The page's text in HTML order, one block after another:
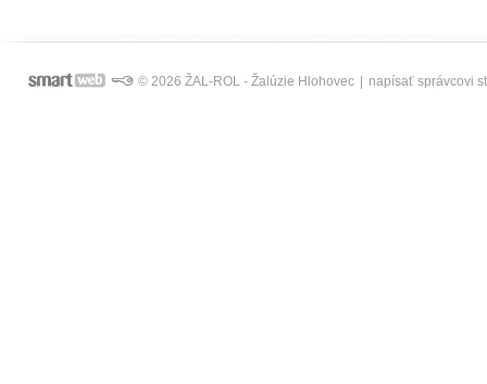
© 2026 ŽAL-ROL - Žalúzie Hlohovec napísať správcovi